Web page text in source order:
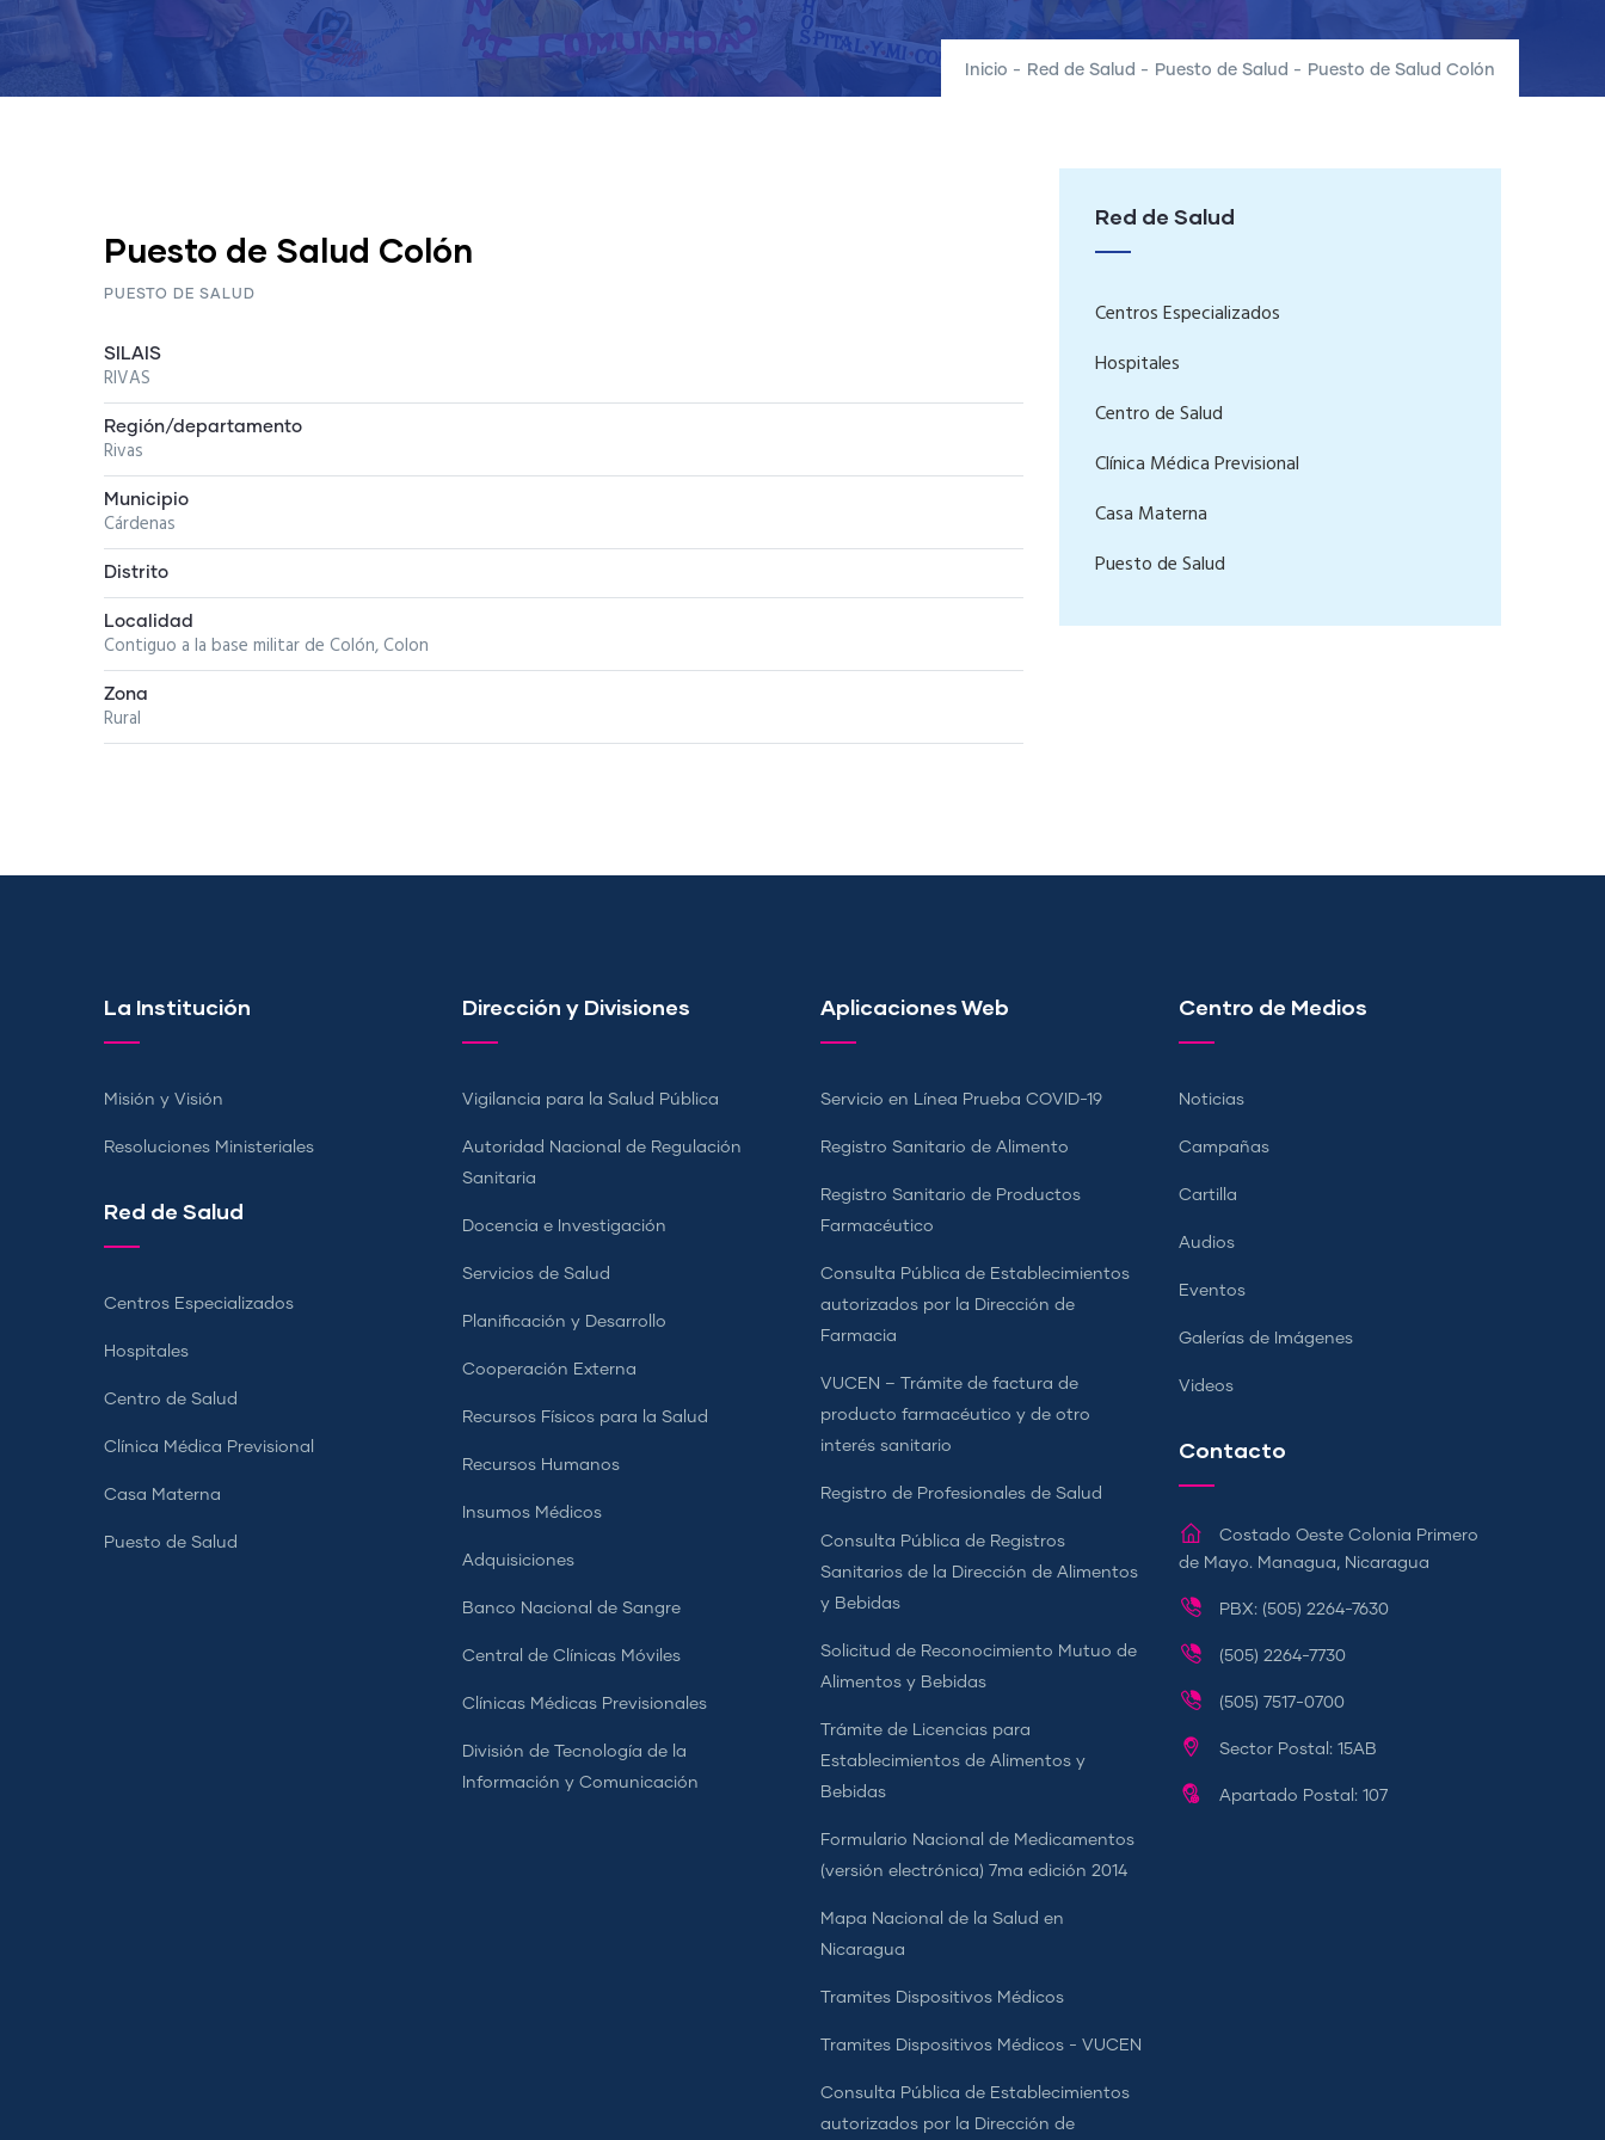
Inicio - Red de Salud - Puesto de Salud - Puesto de Salud Colón
Puesto de Salud Colón
PUESTO DE SALUD
SILAIS
RIVAS
Región/departamento
Rivas
Municipio
Cárdenas
Distrito
Localidad
Contiguo a la base militar de Colón, Colon
Zona
Rural
Red de Salud
Centros Especializados
Hospitales
Centro de Salud
Clínica Médica Previsional
Casa Materna
Puesto de Salud
La Institución
Misión y Visión
Resoluciones Ministeriales
Red de Salud
Centros Especializados
Hospitales
Centro de Salud
Clínica Médica Previsional
Casa Materna
Puesto de Salud
Dirección y Divisiones
Vigilancia para la Salud Pública
Autoridad Nacional de Regulación
Sanitaria
Docencia e Investigación
Servicios de Salud
Planificación y Desarrollo
Cooperación Externa
Recursos Físicos para la Salud
Recursos Humanos
Insumos Médicos
Adquisiciones
Banco Nacional de Sangre
Central de Clínicas Móviles
Clínicas Médicas Previsionales
División de Tecnología de la
Información y Comunicación
Aplicaciones Web
Servicio en Línea Prueba COVID-19
Registro Sanitario de Alimento
Registro Sanitario de Productos
Farmacéutico
Consulta Pública de Establecimientos
autorizados por la Dirección de
Farmacia
VUCEN – Trámite de factura de
producto farmacéutico y de otro
interés sanitario
Registro de Profesionales de Salud
Consulta Pública de Registros
Sanitarios de la Dirección de Alimentos
y Bebidas
Solicitud de Reconocimiento Mutuo de
Alimentos y Bebidas
Trámite de Licencias para
Establecimientos de Alimentos y
Bebidas
Formulario Nacional de Medicamentos
(versión electrónica) 7ma edición 2014
Mapa Nacional de la Salud en
Nicaragua
Tramites Dispositivos Médicos
Tramites Dispositivos Médicos - VUCEN
Consulta Pública de Establecimientos
autorizados por la Dirección de
Centro de Medios
Noticias
Campañas
Cartilla
Audios
Eventos
Galerías de Imágenes
Videos
Contacto
Costado Oeste Colonia Primero
de Mayo. Managua, Nicaragua
PBX: (505) 2264-7630
(505) 2264-7730
(505) 7517-0700
Sector Postal: 15AB
Apartado Postal: 107